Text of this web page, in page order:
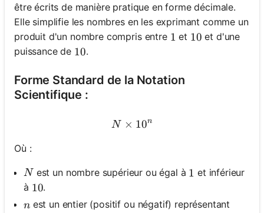
être écrits de manière pratique en forme décimale.
Elle simplifie les nombres en les exprimant comme un
produit d'un nombre compris entre 1
1 et 10
10 et d'une
puissance de 10
10.
Forme Standard de la Notation
Scientifique :
N \times 10^n
N × 10n
Où :
N
Nest un nombre supérieur ou égal à 1
1 et inférieur
à 10
10.
n
nest un entier (positif ou négatif) représentant